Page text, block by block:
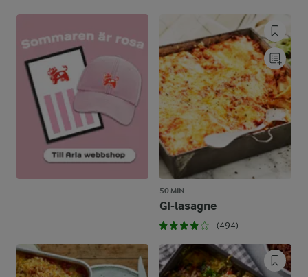
50 MIN
GI-lasagne
(494)